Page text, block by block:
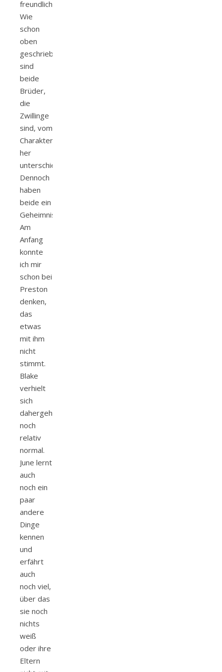
freundlich.
Wie
schon
oben
geschrieben,
sind
beide
Brüder,
die
Zwillinge
sind, vom
Charakter
her
unterschiedlich.
Dennoch
haben
beide ein
Geheimnis.
Am
Anfang
konnte
ich mir
schon bei
Preston
denken,
das
etwas
mit ihm
nicht
stimmt.
Blake
verhielt
sich
dahergehend
noch
relativ
normal.
June lernt
auch
noch ein
paar
andere
Dinge
kennen
und
erfährt
auch
noch viel,
über das
sie noch
nichts
weiß
oder ihre
Eltern